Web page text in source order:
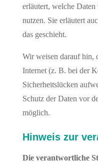
erläutert, welche
nutzen. Sie erläutert
das geschieht.
Wir weisen darauf hin,
Internet (z. B. bei der
Sicherheitslücken
Schutz der Daten vor
möglich.
Hinweis zur
Die verantwortliche